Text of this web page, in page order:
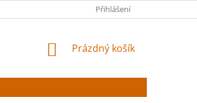
Přihlášení
NÁKUPNÍ
Prázdný košík